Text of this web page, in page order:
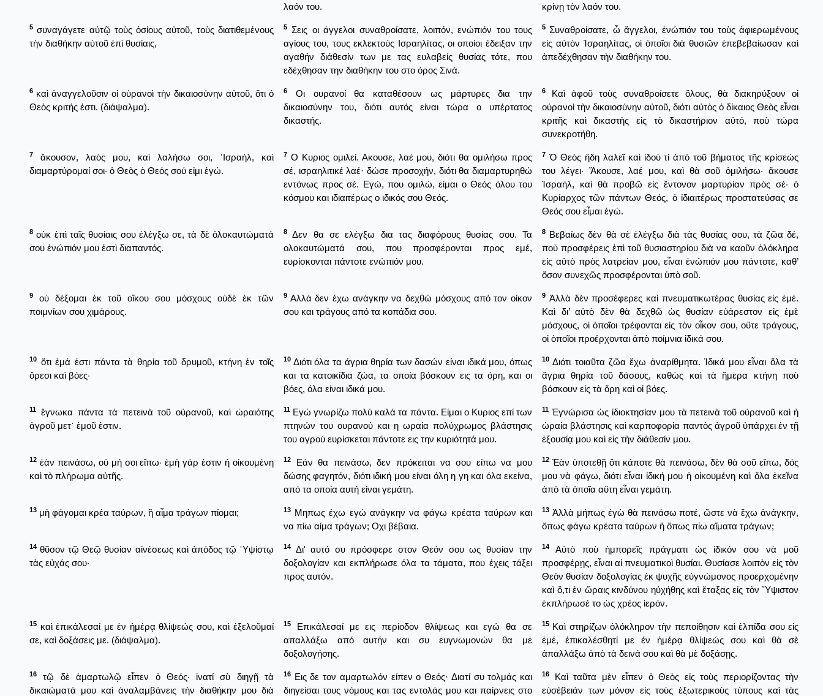
λαόν του.
κρίνῃ τὸν λαόν του.
5 συναγάγετε αὐτῷ τοὺς ὁσίους αὐτοῦ, τοὺς διατιθεμένους
τὴν διαθήκην αὐτοῦ ἐπὶ θυσίαις,
5
Σεις οι άγγελοι συναθροίσατε, λοιπόν, ενώπιόν του τους
αγίους του, τους εκλεκτούς Ισραηλίτας, οι οποίοι έδειξαν την
αγαθήν διάθεσίν των με τας ευλαβείς θυσίας τότε, που
εδέχθησαν την διαθήκην του στο όρος Σινά.
5 Συναθροίσατε, ὦ ἄγγελοι, ἐνώπιόν του τοὺς ἀφιερωμένους
εἰς αὐτὸν Ἰσραηλίτας, οἱ ὁποῖοι διὰ θυσιῶν ἐπεβεβαίωσαν καὶ
ἀπεδέχθησαν τὴν διαθήκην του.
6 καὶ ἀναγγελοῦσιν οἱ οὐρανοὶ τὴν δικαιοσύνην αὐτοῦ, ὅτι ὁ
Θεὸς κριτής ἐστι. (διάψαλμα).
6
Οι ουρανοί θα καταθέσουν ως μάρτυρες δια την
δικαιοσύνην του, διότι αυτός είναι τώρα ο υπέρτατος
δικαστής.
6
Καὶ ἀφοῦ τοὺς συναθροίσετε ὅλους, θὰ διακηρύξουν οἱ
οὐρανοὶ τὴν δικαιοσύνην αὐτοῦ, διότι αὐτὸς ὁ δίκαιος Θεὸς εἶναι
κριτῆς καὶ δικαστὴς εἰς τὸ δικαστήριον αὐτό, ποὺ τώρα
συνεκροτήθη.
7
ἄκουσον, λαός μου, καὶ λαλήσω σοι, ᾿Ισραήλ, καὶ
διαμαρτύρομαί σοι· ὁ Θεὸς ὁ Θεός σού εἰμι ἐγώ.
7 Ο Κυριος ομιλεί. Ακουσε, λαέ μου, διότι θα ομιλήσω προς
σέ, ισραηλιτικέ λαέ· δώσε προσοχήν, διότι θα διαμαρτυρηθώ
εντόνως προς σέ. Εγώ, που ομιλώ, είμαι ο Θεός όλου του
κόσμου και ιδιαιτέρως ο ιδικός σου Θεός.
7 Ὁ Θεὸς ἤδη λαλεῖ καὶ ἰδοὺ τί ἀπὸ τοῦ βήματος τῆς κρίσεώς
του λέγει· Ἄκουσε, λαέ μου, καὶ θὰ σοῦ ὁμιλήσω· ἄκουσε
Ἰσραήλ, καὶ θὰ προβῶ εἰς ἔντονον μαρτυρίαν πρὸς σέ· ὁ
Κυρίαρχος τῶν πάντων Θεός, ὁ ἰδιαιτέρως προστατεύσας σε
Θεός σου εἶμαι ἐγώ.
8 οὐκ ἐπὶ ταῖς θυσίαις σου ἐλέγξω σε, τὰ δὲ ὁλοκαυτώματά
σου ἐνώπιόν μου ἐστὶ διαπαντός.
8
Δεν θα σε ελέγξω δια τας διαφόρους θυσίας σου. Τα
ολοκαυτώματά σου, που προσφέρονται προς εμέ,
ευρίσκονται πάντοτε ενώπιόν μου.
8 Βεβαίως δὲν θὰ σὲ ἐλέγξω διὰ τὰς θυσίας σου, τὰ ζῶα δέ,
ποὺ προσφέρεις ἐπὶ τοῦ θυσιαστηρίου διὰ να καοῦν ὁλόκληρα
εἰς αὐτὸ πρὸς λατρείαν μου, εἶναι ἐνώπιόν μου πάντοτε, καθ’
ὅσον συνεχῶς προσφέρονται ὑπὸ σοῦ.
9
οὐ δέξομαι ἐκ τοῦ οἴκου σου μόσχους οὐδὲ ἐκ τῶν
ποιμνίων σου χιμάρους.
9 Αλλά δεν έχω ανάγκην να δεχθώ μόσχους από τον οίκον
σου και τράγους από τα κοπάδια σου.
9 Ἀλλὰ δὲν προσέφερες καὶ πνευματικωτέρας θυσίας εἰς ἐμέ.
Καὶ δι’ αὐτὸ δὲν θὰ δεχθῶ ὡς θυσίαν εὐάρεστον εἰς ἐμὲ
μόσχους, οἱ ὁποῖοι τρέφονται εἰς τὸν οἶκον σου, οὔτε τράγους,
οἱ ὁποῖοι προέρχονται ἀπὸ ποίμνια ἰδικά σου.
10 ὅτι ἐμά ἐστι πάντα τὰ θηρία τοῦ δρυμοῦ, κτήνη ἐν τοῖς
ὄρεσι καὶ βόες·
10 Διότι όλα τα άγρια θηρία των δασών είναι ιδικά μου, όπως
και τα κατοικίδια ζώα, τα οποία βόσκουν εις τα όρη, και οι
βόες, όλα είναι ιδικά μου.
10 Διότι τοιαῦτα ζῶα ἔχω ἀναρίθμητα. Ἰδικά μου εἶναι ὅλα τὰ
ἄγρια θηρία τοῦ δάσους, καθὼς καὶ τὰ ἥμερα κτήνη ποὺ
βόσκουν εἰς τὰ ὅρη καὶ οἱ βόες.
11
ἔγνωκα πάντα τὰ πετεινὰ τοῦ οὐρανοῦ, καὶ ὡραιότης
ἀγροῦ μετ᾿ ἐμοῦ ἐστιν.
11 Εγώ γνωρίζω πολύ καλά τα πάντα. Είμαι ο Κυριος επί των
πτηνών του ουρανού και η ωραία πολύχρωμος βλάστησις
του αγρού ευρίσκεται πάντοτε εις την κυριότητά μου.
11 Ἐγνώρισα ὡς ἰδιοκτησίαν μου τὰ πετεινὰ τοῦ οὐρανοῦ καὶ ἡ
ὡραία βλάστησις καὶ καρποφορία παντὸς ἀγροῦ ὑπάρχει ἐν τῇ
ἐξουσίᾳ μου καὶ εἰς τὴν διάθεσίν μου.
12 ἐὰν πεινάσω, οὐ μή σοι εἴπω· ἐμὴ γάρ ἐστιν ἡ οἰκουμένη
καὶ τὸ πλήρωμα αὐτῆς.
12
Εάν θα πεινάσω, δεν πρόκειται να σου είπω να μου
δώσης φαγητόν, διότι ιδική μου είναι όλη η γη και όλα εκείνα,
από τα οποία αυτή είναι γεμάτη.
12 Ἐὰν ὑποτεθῇ ὅτι κάποτε θὰ πεινάσω, δὲν θὰ σοῦ εἴπω, δός
μου νὰ φάγω, διότι εἶναι ἰδική μου ἡ οἰκουμένη καὶ ὅλα ἐκεῖνα
ἀπὸ τὰ ὁποῖα αὕτη εἶναι γεμάτη.
13 μὴ φάγομαι κρέα ταύρων, ἢ αἷμα τράγων πίομαι; 13 Μηπως έχω εγώ ανάγκην να φάγω κρέατα ταύρων και
να πίω αίμα τράγων; Οχι βέβαια.
13 Ἀλλὰ μήπως ἐγὼ θὰ πεινάσω ποτέ, ὥστε νὰ ἔχω ἀνάγκην,
ὅπως φάγω κρέατα ταύρων ἢ ὅπως πίω αἵματα τράγων;
14 θῦσον τῷ Θεῷ θυσίαν αἰνέσεως καὶ ἀπόδος τῷ ῾Υψίστῳ
τὰς εὐχάς σου·
14
Δι' αυτό συ πρόσφερε στον Θεόν σου ως θυσίαν την
δοξολογίαν και εκπλήρωσε όλα τα τάματα, που έχεις τάξει
προς αυτόν.
14
Αὐτὸ ποὺ ἠμπορεῖς πράγματι ὡς ἰδικόν σου νὰ μοῦ
προσφέρῃς, εἶναι αἱ πνευματικοὶ θυσίαι. Θυσίασε λοιπὸν εἰς τὸν
Θεὸν θυσίαν δοξολογίας ἐκ ψυχῆς εὐγνώμονος προερχομένην
καὶ ὅ,τι ἐν ὥραις κινδύνου ηὐχήθης καὶ ἔταξας εἰς τὸν Ὕψιστον
ἐκπλήρωσέ το ὡς χρέος ἱερόν.
15 καὶ ἐπικάλεσαί με ἐν ἡμέρᾳ θλίψεώς σου, καὶ ἐξελοῦμαί
σε, καὶ δοξάσεις με. (διάψαλμα).
15
Επικάλεσαί με εις περίοδον θλίψεως και εγώ θα σε
απαλλάξω από αυτήν και συ ευγνωμονών θα με
δοξολογήσης.
15 Καὶ στηρίζων ὁλόκληρον τὴν πεποίθησιν καὶ ἐλπίδα σου εἰς
ἐμέ, ἐπικαλέσθητί με ἐν ἡμέρᾳ θλίψεώς σου καὶ θὰ σὲ
ἀπαλλάξω ἀπὸ τὰ δεινά σου καὶ θὰ μὲ δοξάσῃς.
16
τῷ δὲ ἁμαρτωλῷ εἶπεν ὁ Θεός· ἱνατί σὺ διηγῇ τὰ
δικαιώματά μου καὶ ἀναλαμβάνεις τὴν διαθήκην μου διὰ
16 Εις δε τον αμαρτωλόν είπεν ο Θεός· Διατί συ τολμάς και
διηγείσαι τους νόμους και τας εντολάς μου και παίρνεις στο
16
Καὶ ταῦτα μὲν εἶπεν ὁ Θεὸς εἰς τοὺς περιορίζοντας τὴν
εὐσέβειάν των μόνον εἰς τοὺς ἐξωτερικοὺς τύπους καὶ τὰς